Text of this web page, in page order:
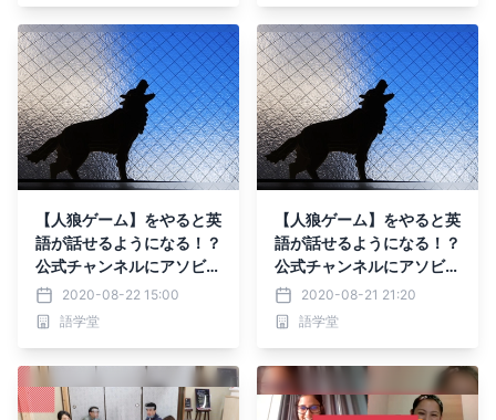
【人狼ゲーム】をやると英
語が話せるようになる！？
公式チャンネルにアソビレ
ッスンを配信！！
2020-08-22 15:00
語学堂
【人狼ゲーム】をやると英
語が話せるようになる！？
公式チャンネルにアソビレ
ッスンを配信！！
2020-08-21 21:20
語学堂